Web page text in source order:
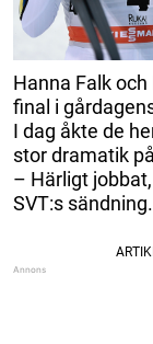
Hanna Falk
final i
I dag åkte de
stor dramatik
– Härligt
SVT:s sändning.